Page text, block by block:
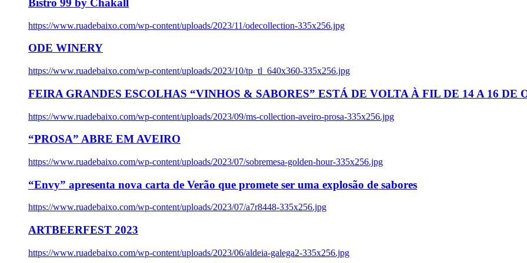
Bistro 99 by Chakall
https://www.ruadebaixo.com/wp-content/uploads/2023/11/odecollection-335x256.jpg
ODE WINERY
https://www.ruadebaixo.com/wp-content/uploads/2023/10/tp_tl_640x360-335x256.jpg
FEIRA GRANDES ESCOLHAS “VINHOS & SABORES” ESTÁ DE VOLTA À FIL DE 14 A 16 DE
https://www.ruadebaixo.com/wp-content/uploads/2023/09/ms-collection-aveiro-prosa-335x256.jpg
“PROSA” ABRE EM AVEIRO
https://www.ruadebaixo.com/wp-content/uploads/2023/07/sobremesa-golden-hour-335x256.jpg
“Envy” apresenta nova carta de Verão que promete ser uma explosão de sabores
https://www.ruadebaixo.com/wp-content/uploads/2023/07/a7r8448-335x256.jpg
ARTBEERFEST 2023
https://www.ruadebaixo.com/wp-content/uploads/2023/06/aldeia-galega2-335x256.jpg